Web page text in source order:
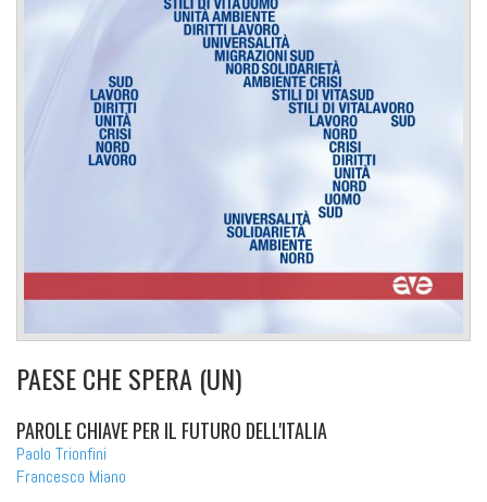
PAESE CHE SPERA (UN)
PAROLE CHIAVE PER IL FUTURO DELL'ITALIA
Paolo Trionfini
Francesco Miano